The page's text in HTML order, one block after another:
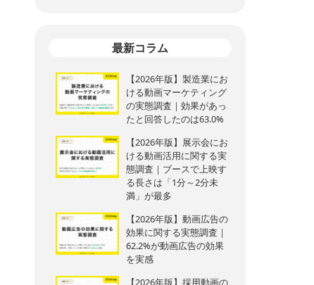
最新コラム
【2026年版】製造業にお
ける動画マーケティング
の実態調査｜効果があっ
たと回答したのは63.0%
【2026年版】展示会にお
ける動画活用に関する実
態調査｜ブースで上映す
る長さは「1分～2分未
満」が最多
【2026年版】動画広告の
効果に関する実態調査｜
62.2%が動画広告の効果
を実感
【2026年版】採用動画の